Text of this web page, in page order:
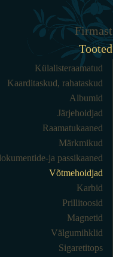
Firmast
Tooted
Külalisteraamatud
Kaarditaskud, rahataskud
Albumid
Järjehoidjad
Raamatukaaned
Märkmikud
ja passikaaned
Võtmehoidjad
Karbid
Prillitoosid
Magnetid
Välgumihklid
Sigaretitops